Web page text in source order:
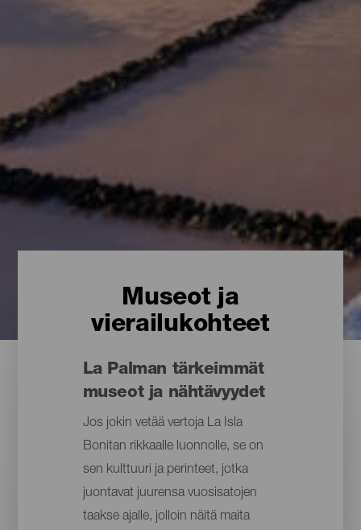
Museot ja
vierailukohteet
La Palman tärkeimmät
museot ja nähtävyydet
Jos jokin vetää vertoja La Isla
Bonitan rikkaalle luonnolle, se on
sen kulttuuri ja perinteet, jotka
juontavat juurensa vuosisatojen
taakse ajalle, jolloin näitä maita